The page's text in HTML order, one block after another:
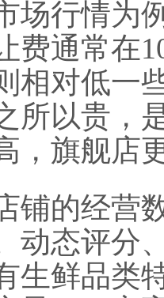
场行情为
费通常在
相对低一
所以贵，
，旗舰店
铺的经营
动态评分
生鲜品类